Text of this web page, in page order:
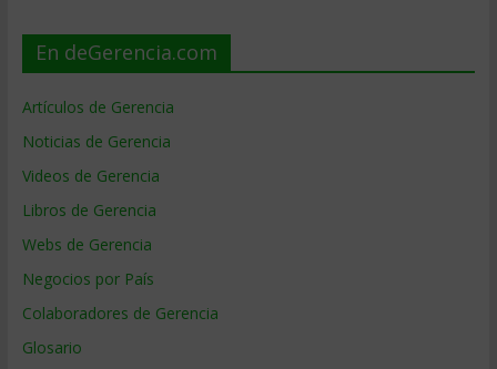
En deGerencia.com
Artículos de Gerencia
Noticias de Gerencia
Videos de Gerencia
Libros de Gerencia
Webs de Gerencia
Negocios por País
Colaboradores de Gerencia
Glosario